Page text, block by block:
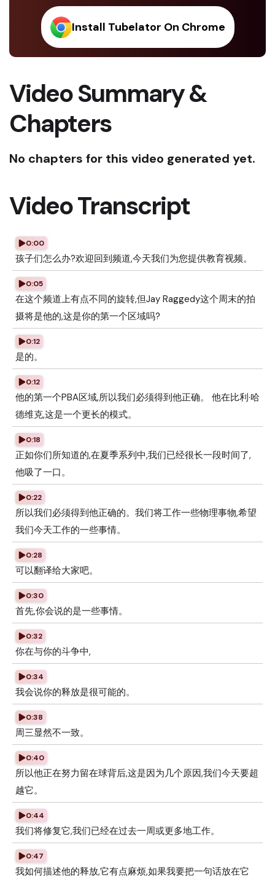
Install Tubelator On Chrome
Video Summary &
Chapters
No chapters for this video generated yet.
Video Transcript
0:00
孩子们怎么办?欢迎回到频道,今天我们为您提供教育视频。
0:05
在这个频道上有点不同的旋转,但Jay Raggedy这个周末的拍
摄将是他的,这是你的第一个区域吗?
0:12
是的。
0:12
他的第一个PBA区域,所以我们必须得到他正确。 他在比利·哈
德维克,这是一个更长的模式。
0:18
正如你们所知道的,在夏季系列中,我们已经很长一段时间了,
他吸了一口。
0:22
所以我们必须得到他正确的。我们将工作一些物理事物,希望
我们今天工作的一些事情。
0:28
可以翻译给大家吧。
0:30
首先,你会说的是一些事情。
0:32
你在与你的斗争中,
0:34
我会说你的释放是很可能的。
0:38
周三显然不一致。
0:40
所以他正在努力留在球背后,这是因为几个原因,我们今天要超
越它。
0:44
我们将修复它,我们已经在过去一周或更多地工作。
0:47
我如何描述他的释放,它有点麻烦,如果我要把一句话放在它